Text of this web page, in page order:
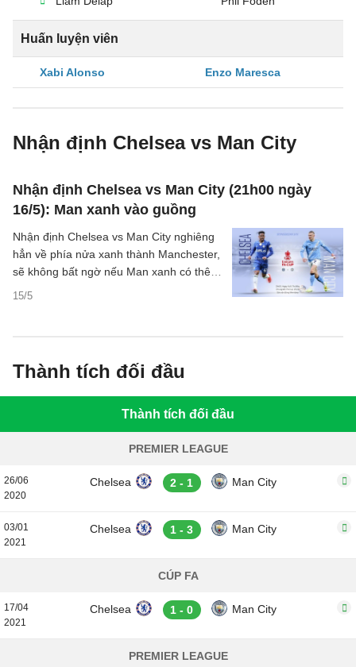
Huấn luyện viên
Xabi Alonso Enzo Maresca
Nhận định Chelsea vs Man City
Nhận định Chelsea vs Man City (21h00 ngày
16/5): Man xanh vào guồng
15/5
Nhận định Chelsea vs Man City nghiêng
hẳn về phía nửa xanh thành Manchester,
sẽ không bất ngờ nếu Man xanh có thêm
một danh hiệu ở mùa giải năm nay.
Thành tích đối đầu
Thành tích đối đầu
PREMIER LEAGUE
26/06
2020
Chelsea 2 - 1 Man City
03/01
2021
Chelsea 1 - 3 Man City
CÚP FA
17/04
2021
Chelsea 1 - 0 Man City
PREMIER LEAGUE